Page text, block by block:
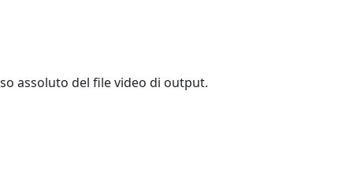
assoluto del file video di output.